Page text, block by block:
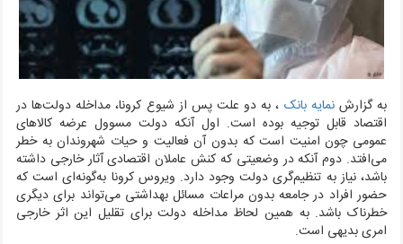
به گزارشنمایه بانک، به دو علت پس از شیوع کرونا، مداخله دولت‌ها در
اقتصاد قابل توجیه بوده است. اول آنکه دولت مسوول عرضه کالاهای
عمومی چون امنیت است که بدون آن فعالیت و حیات شهروندان به خطر
می‌افتد. دوم آنکه در وضعیتی که کنش عاملان اقتصادی آثار خارجی داشته
باشد، نیاز به تنظیم‌گری دولت وجود دارد. ویروس کرونا به‌گونه‌ای است که
حضور افراد در جامعه بدون مراعات مسائل بهداشتی می‌تواند برای دیگری
خطرناک باشد.به همین لحاظ مداخله دولت برای تقلیل این اثر خارجی
امری بدیهی است.